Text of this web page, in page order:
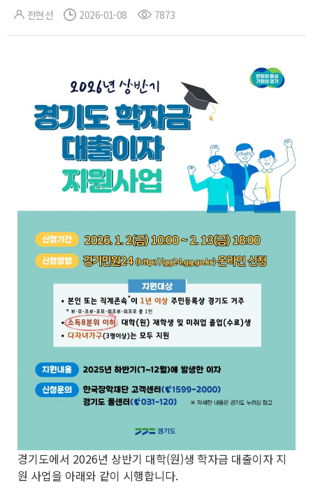
전현선 2026-01-08 7873
경기도에서 2026년 상반기 대학(원)생 학자금 대출이자 지
원 사업을 아래와 같이 시행합니다.